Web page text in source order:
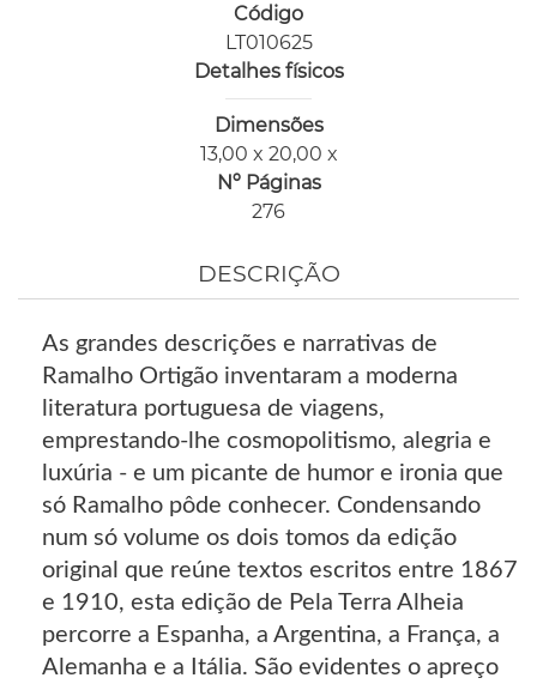
Código
LT010625
Detalhes físicos
Dimensões
13,00 x 20,00 x
Nº Páginas
276
DESCRIÇÃO
As grandes descrições e narrativas de
Ramalho Ortigão inventaram a moderna
literatura portuguesa de viagens,
emprestando-lhe cosmopolitismo, alegria e
luxúria - e um picante de humor e ironia que
só Ramalho pôde conhecer. Condensando
num só volume os dois tomos da edição
original que reúne textos escritos entre 1867
e 1910, esta edição de Pela Terra Alheia
percorre a Espanha, a Argentina, a França, a
Alemanha e a Itália. São evidentes o apreço